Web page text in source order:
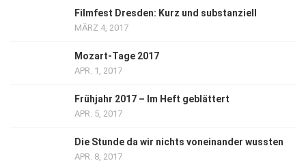
Filmfest Dresden: Kurz und substanziell
MÄRZ 4, 2017
Mozart-Tage 2017
APR. 1, 2017
Frühjahr 2017 – Im Heft geblättert
APR. 5, 2017
Die Stunde da wir nichts voneinander wussten
APR. 8, 2017